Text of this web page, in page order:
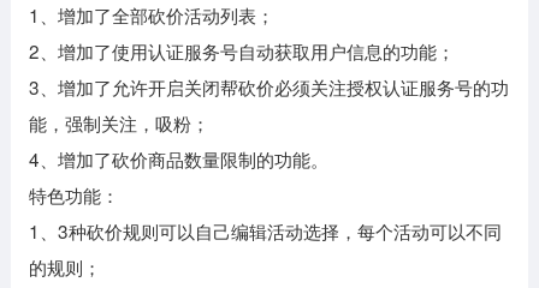
1、增加了全部砍价活动列表；
2、增加了使用认证服务号自动获取用户信息的功能；
3、增加了允许开启关闭帮砍价必须关注授权认证服务号的功
能，强制关注，吸粉；
4、增加了砍价商品数量限制的功能。
特色功能：
1、3种砍价规则可以自己编辑活动选择，每个活动可以不同
的规则；